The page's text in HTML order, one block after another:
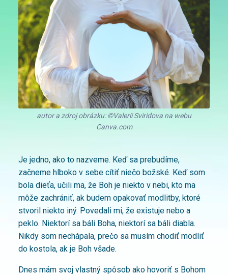
autor a zdroj obrázku: ©Valerii Sviridova na webu
Canva.com
Je jedno, ako to nazveme. Keď sa prebudíme,
začneme hlboko v sebe cítiť niečo božské. Keď som
bola dieťa, učili ma, že Boh je niekto v nebi, kto ma
môže zachrániť, ak budem opakovať modlitby, ktoré
stvoril niekto iný. Povedali mi, že existuje nebo a
peklo. Niektorí sa báli Boha, niektorí sa báli diabla.
Nikdy som nechápala, prečo sa musím chodiť modliť
do kostola, ak je Boh všade.
Dnes mám svoj vlastný spôsob ako hovoriť s Bohom